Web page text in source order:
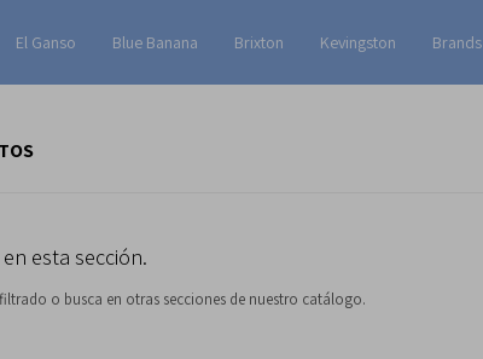
El Ganso Blue Banana Brixton Kevingston Brands
esta sección.
o busca en otras secciones de nuestro catálogo.